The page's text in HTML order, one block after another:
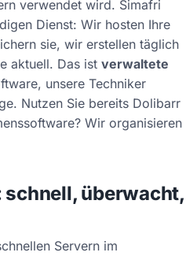
verwendet wird. Simafri
Dienst: Wir hosten Ihre
sie, wir erstellen täglich
aktuell. Das ist verwaltete
unsere Techniker
Nutzen Sie bereits Dolibarr
Wir organisieren
überwacht,
Servern im